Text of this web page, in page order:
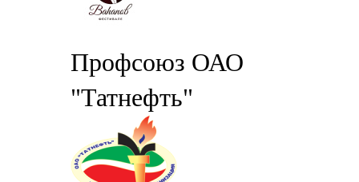
Профсоюз ОАО
"Татнефть"